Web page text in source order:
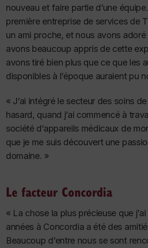
nouveau et faire partie d’une
première entreprise de services de
un ami proche, et nous avons
avons beaucoup appris de cette
avons tiré bien plus que ce que les
disponibles à l’époque auraient pu
« J’ai intégré le secteur des soins
hasard, quand j’ai commencé à
société d’appareils médicaux de
que je me suis découvert une
domaine. »
Le facteur Concordia
« La chose la plus précieuse que
années à Concordia a été des
Beaucoup d’entre nous se sont